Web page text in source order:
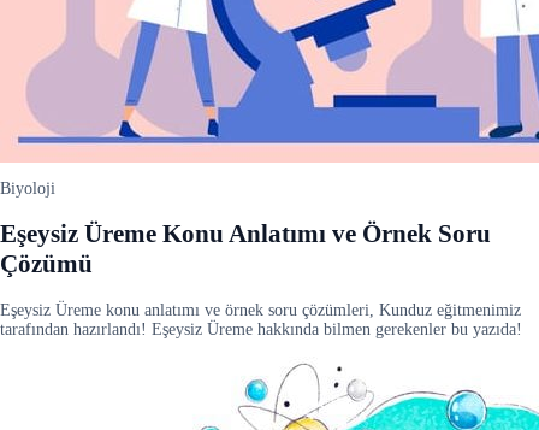
Biyoloji
Eşeysiz Üreme Konu Anlatımı ve Örnek Soru
Çözümü
Eşeysiz Üreme konu anlatımı ve örnek soru çözümleri, Kunduz eğitmenimiz
tarafından hazırlandı! Eşeysiz Üreme hakkında bilmen gerekenler bu yazıda!